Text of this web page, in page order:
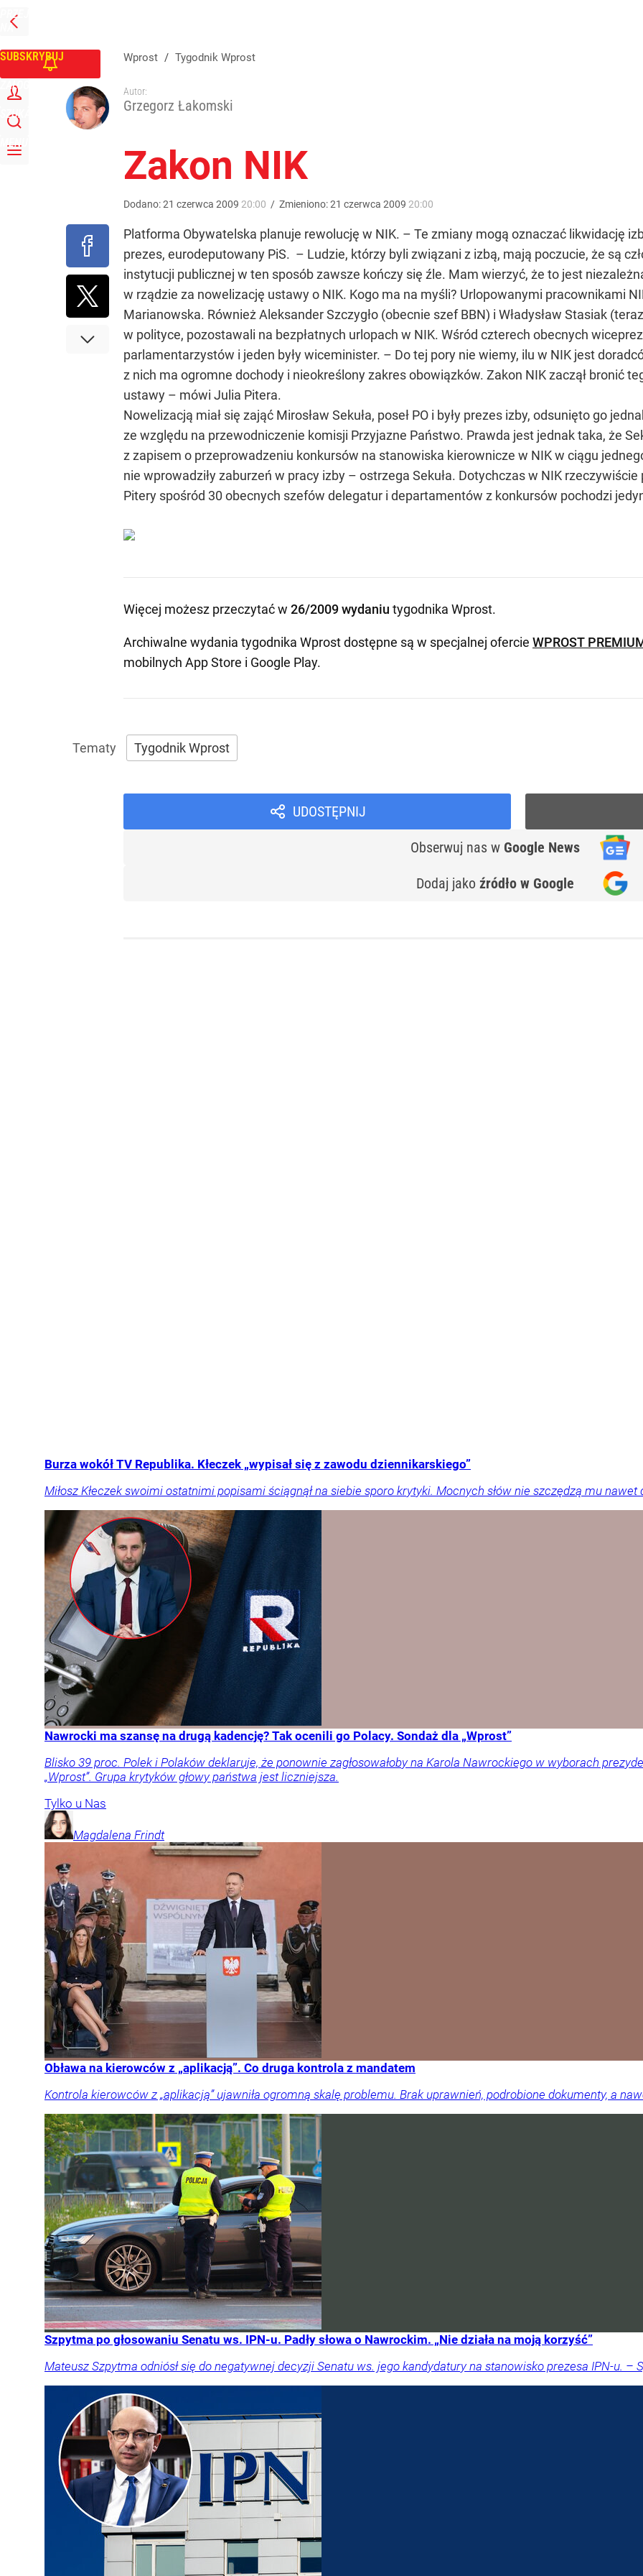
PRZEJDŹ
NA
GŁÓWNĄ
SUBSKRYBUJ
ZALOGUJ
SZUKAJ
MENU
Wprost / Tygodnik Wprost
Autor:
Grzegorz Łakomski
Zakon NIK
Dodano:21 czerwca 2009 20:00 / Zmieniono:21 czerwca 2009 20:00
Platforma Obywatelska planuje rewolucję w NIK. – Te zmiany mogą oznaczać likwidację
prezes, eurodeputowany PiS. – Ludzie, którzy byli związani z izbą, mają poczucie, że są
instytucji publicznej w ten sposób zawsze kończy się źle. Mam wierzyć, że to jest
w rządzie za nowelizację ustawy o NIK. Kogo ma na myśli? Urlopowanymi pracownikami
Marianowska. Również Aleksander Szczygło (obecnie szef BBN) i Władysław Stasiak
w polityce, pozostawali na bezpłatnych urlopach w NIK. Wśród czterech obecnych
parlamentarzystów i jeden były wiceminister. – Do tej pory nie wiemy, ilu w NIK jest
z nich ma ogromne dochody i nieokreślony zakres obowiązków. Zakon NIK zaczął bronić
ustawy – mówi Julia Pitera.
Nowelizacją miał się zająć Mirosław Sekuła, poseł PO i były prezes izby, odsunięto go
ze względu na przewodniczenie komisji Przyjazne Państwo. Prawda jest jednak taka, że
z zapisem o przeprowadzeniu konkursów na stanowiska kierownicze w NIK w ciągu
nie wprowadziły zaburzeń w pracy izby – ostrzega Sekuła. Dotychczas w NIK
Pitery spośród 30 obecnych szefów delegatur i departamentów z konkursów pochodzi
Więcej możesz przeczytać w 26/2009 wydaniu tygodnika Wprost.
Archiwalne wydania tygodnika Wprost dostępne są w specjalnej ofercie WPROST
mobilnych App Store i Google Play.
Tygodnik Wprost
UDOSTĘPNIJ
Obserwuj nas w Google News
Dodaj jako źródło w Google
Burza wokół TV Republika. Kłeczek „wypisał się z zawodu dziennikarskiego”
Miłosz Kłeczek swoimi ostatnimi popisami ściągnął na siebie sporo krytyki. Mocnych słów nie szczędzą mu nawet
Nawrocki ma szansę na drugą kadencję? Tak ocenili go Polacy. Sondaż dla „Wprost”
Blisko 39 proc. Polek i Polaków deklaruje, że ponownie zagłosowałoby na Karola Nawrockiego w wyborach
„Wprost”. Grupa krytyków głowy państwa jest liczniejsza.
Tylko u Nas
Magdalena Frindt
Obława na kierowców z „aplikacją”. Co druga kontrola z mandatem
Kontrola kierowców z „aplikacją” ujawniła ogromną skalę problemu. Brak uprawnień, podrobione dokumenty, a
Szpytma po głosowaniu Senatu ws. IPN-u. Padły słowa o Nawrockim. „Nie działa na moją korzyść”
Mateusz Szpytma odniósł się do negatywnej decyzji Senatu ws. jego kandydatury na stanowisko prezesa IPN-u. –